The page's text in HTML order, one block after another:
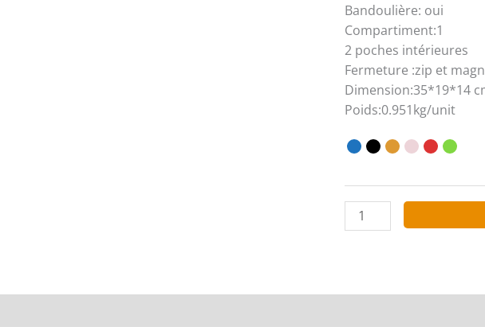
Bandoulière: oui
Compartiment:1
2 poches intérieures
Fermeture :zip et
Dimension:35*19*14
Poids:0.951kg/unit
quantité
de